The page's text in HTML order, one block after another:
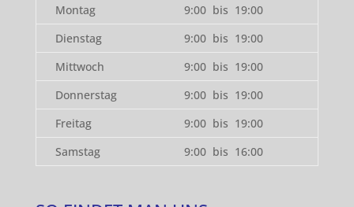
Montag
9:00 bis 19:00
Dienstag
9:00 bis 19:00
Mittwoch
9:00 bis 19:00
Donnerstag
9:00 bis 19:00
Freitag
9:00 bis 19:00
Samstag
9:00 bis 16:00